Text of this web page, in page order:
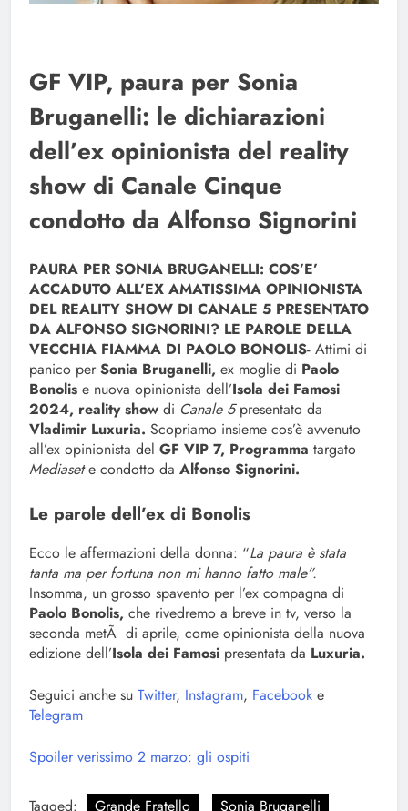
GF VIP, paura per Sonia
Bruganelli: le dichiarazioni
dell’ex opinionista del reality
show di Canale Cinque
condotto da Alfonso Signorini
PAURA PER SONIA BRUGANELLI: COS’E’
ACCADUTO ALL’EX AMATISSIMA OPINIONISTA
DEL REALITY SHOW DI CANALE 5 PRESENTATO
DA ALFONSO SIGNORINI? LE PAROLE DELLA
VECCHIA FIAMMA DI PAOLO BONOLIS- Attimi di
panico per Sonia Bruganelli, ex moglie di Paolo
Bonolis e nuova opinionista dell’Isola dei Famosi
2024, reality show di Canale 5presentato da
Vladimir Luxuria. Scopriamo insieme cos’è avvenuto
all’ex opinionista del GF VIP 7, Programma targato
Mediasete condotto da Alfonso Signorini.
Le parole dell’ex di Bonolis
Ecco le affermazioni della donna: “La paura è stata
tanta ma per fortuna non mi hanno fatto male”.
Insomma, un grosso spavento per l’ex compagna di
Paolo Bonolis, che rivedremo a breve in tv, verso la
seconda metÃ di aprile, come opinionista della nuova
edizione dell’Isola dei Famosi presentata da Luxuria.
Seguici anche su Twitter, Instagram, Facebook e
Telegram
Spoiler verissimo 2 marzo: gli ospiti
Tagged: Grande Fratello Sonia Bruganelli